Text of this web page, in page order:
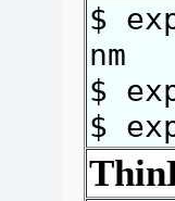
$
nm
$
$